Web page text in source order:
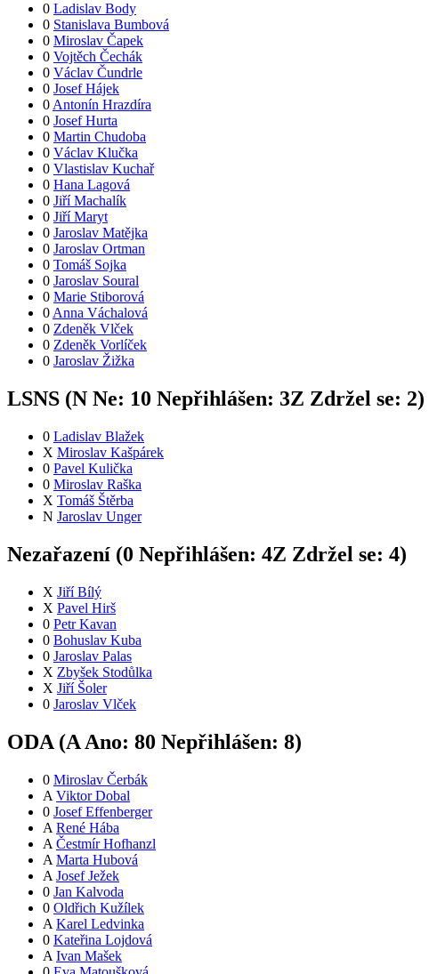
0 Ladislav Body
0 Stanislava Bumbová
0 Miroslav Čapek
0 Vojtěch Čechák
0 Václav Čundrle
0 Josef Hájek
0Antonín Hrazdíra
0 Josef Hurta
0 Martin Chudoba
0 Václav Klučka
0 Vlastislav Kuchař
0 Hana Lagová
0 Jiří Machalík
0 Jiří Maryt
0 Jaroslav Matějka
0 Jaroslav Ortman
0 Tomáš Sojka
0 Jaroslav Soural
0 Marie Stiborová
0Anna Váchalová
0 Zdeněk Vlček
0 Zdeněk Vorlíček
0 Jaroslav Žižka
LSNS (N Ne: 10 Nepřihlášen: 3Z Zdržel se: 2)
0 Ladislav Blažek
X Miroslav Kašpárek
0 Pavel Kulička
0 Miroslav Raška
X Tomáš Štěrba
N Jaroslav Unger
Nezařazení (0 Nepřihlášen: 4Z Zdržel se: 4)
X Jiří Bílý
X Pavel Hirš
0 Petr Kavan
0 Bohuslav Kuba
0 Jaroslav Palas
X Zbyšek Stodůlka
X Jiří Šoler
0 Jaroslav Vlček
ODA (A Ano: 80 Nepřihlášen: 8)
0 Miroslav Čerbák
A Viktor Dobal
0 Josef Effenberger
A René Hába
A Čestmír Hofhanzl
A Marta Hubová
A Josef Ježek
0 Jan Kalvoda
0 Oldřich Kužílek
A Karel Ledvinka
0 Kateřina Lojdová
A Ivan Mašek